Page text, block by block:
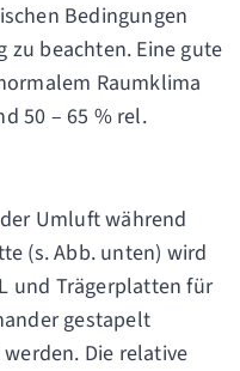
Bedingungen
beachten. Eine gute
Raumklima
50 – 65 % rel.
Umluft während
(s. Abb. unten) wird
und Trägerplatten für
gestapelt
Die relative